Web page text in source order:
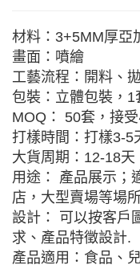
材料：3+5MM厚亞
畫面：噴繪
工藝流程：開料、
包裝：立體包裝，1
MOQ： 50套，接
打樣時間：打樣3-5
大貨周期：12-18
用途： 產品展示；
店，大型賣場等場所
設計： 可以按客戶
求、產品特徵設計.
產品適用：食品、